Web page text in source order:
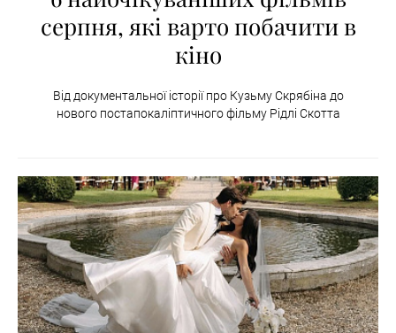
серпня, які варто побачити в
кіно
Від документальної історії про Кузьму Скрябіна до
нового постапокаліптичного фільму Рідлі Скотта